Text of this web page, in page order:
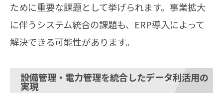
ために重要な課題として挙げられます。事業拡大
に伴うシステム統合の課題も、ERP導入によって
解決できる可能性があります。
設備管理・電力管理を統合したデータ利活用の
実現